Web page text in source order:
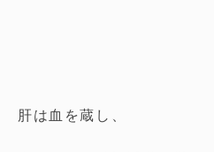
肝は血を蔵し、